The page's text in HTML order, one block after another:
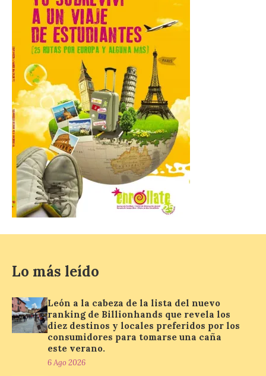
Miradores naturales,
pueblos con alma y
paisajes de leyenda
convierten la Comarca de
Liébana en uno de los
destinos más bonitos para disfrutar de
este fenómeno astronómico único. Un
eclipse total de sol será visible en la
Península Ibérica durante […]
León a la cabeza de la lista
del nuevo ranking de
Billionhands que revela
los diez destinos y locales
preferidos por los
consumidores para
tomarse una caña este
diez destinos y locales
preferidos por los
consumidores para
tomarse una caña este verano, con León y
Madrid a la cabeza de la lista. Salamanca
ocupa el noveno lugar. Los españoles
priorizan las […]
Lo más leído
León a la cabeza de la lista del nuevo
ranking de Billionhands que revela los
diez destinos y locales preferidos por los
consumidores para tomarse una caña
este verano.
6 Ago 2026